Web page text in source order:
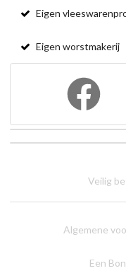
Eigen
Eigen worstmakerij
Veilig
Algemene
Een